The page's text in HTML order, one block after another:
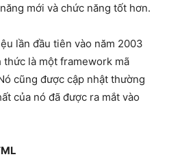
mới và chức năng tốt hơn.
lần đầu tiên vào năm 2003
là một framework mã
cũng được cập nhật thường
của nó đã được ra mắt vào